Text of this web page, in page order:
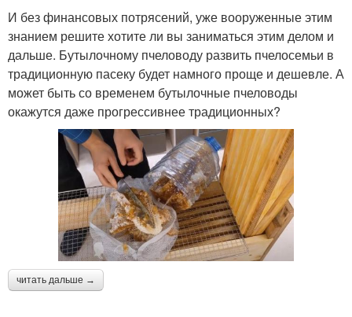
И без финансовых потрясений, уже вооруженные этим
знанием решите хотите ли вы заниматься этим делом и
дальше. Бутылочному пчеловоду развить пчелосемьи в
традиционную пасеку будет намного проще и дешевле. А
может быть со временем бутылочные пчеловоды
окажутся даже прогрессивнее традиционных?
читать дальше →